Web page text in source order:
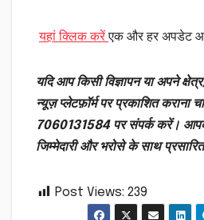
यहां क्लिक करेंएक और हर अपडेट
यदि आप किसी विज्ञापन या अपने
न्यूज़ प्लेटफ़ॉर्म पर प्रकाशित कराना
7060131584 पर संपर्क करें।
जिम्मेदारी और भरोसे के साथ
Post Views: 239